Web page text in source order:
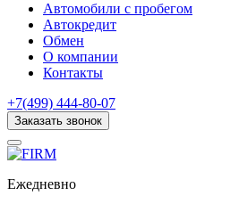
Автомобили с пробегом
Автокредит
Обмен
О компании
Контакты
+7(499) 444-80-07
Заказать звонок
Ежедневно